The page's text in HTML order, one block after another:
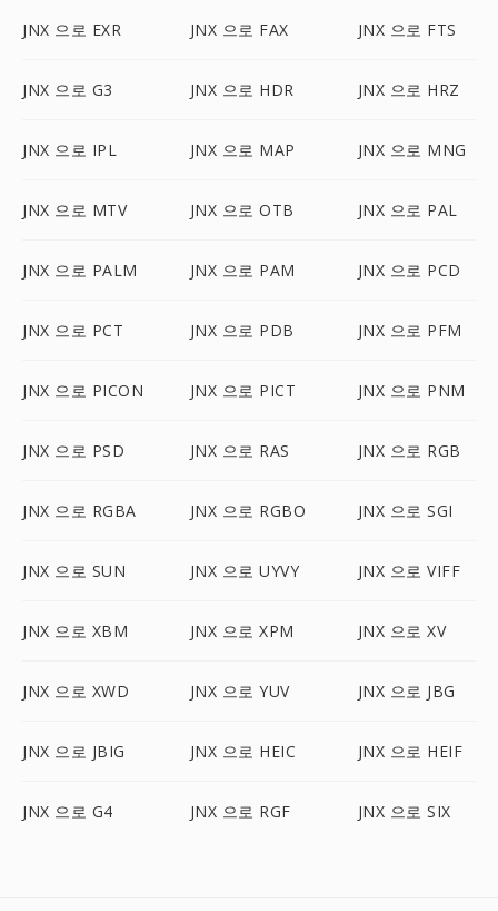
JNX 으로 EXR JNX 으로 FAX JNX 으로 FTS
JNX 으로 G3 JNX 으로 HDR JNX 으로 HRZ
JNX 으로 IPL JNX 으로 MAP JNX 으로 MNG
JNX 으로 MTV JNX 으로 OTB JNX 으로 PAL
JNX 으로 PALM JNX 으로 PAM JNX 으로 PCD
JNX 으로 PCT JNX 으로 PDB JNX 으로 PFM
JNX 으로 PICON JNX 으로 PICT JNX 으로 PNM
JNX 으로 PSD JNX 으로 RAS JNX 으로 RGB
JNX 으로 RGBA JNX 으로 RGBO JNX 으로 SGI
JNX 으로 SUN JNX 으로 UYVY JNX 으로 VIFF
JNX 으로 XBM JNX 으로 XPM JNX 으로 XV
JNX 으로 XWD JNX 으로 YUV JNX 으로 JBG
JNX 으로 JBIG JNX 으로 HEIC JNX 으로 HEIF
JNX 으로 G4 JNX 으로 RGF JNX 으로 SIX